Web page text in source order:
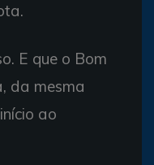
E que o Bom
da mesma
ao